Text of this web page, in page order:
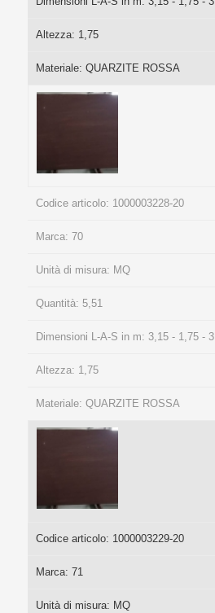
Altezza: 1,75
Materiale: QUARZITE ROSSA
Codice articolo: 1000003228-20
Marca: 70
Unità di misura: MQ
Quantità: 5,51
Dimensioni L-A-S in m: 3,15 - 1,75 - 3
Altezza: 1,75
Materiale: QUARZITE ROSSA
Codice articolo: 1000003229-20
Marca: 71
Unità di misura: MQ